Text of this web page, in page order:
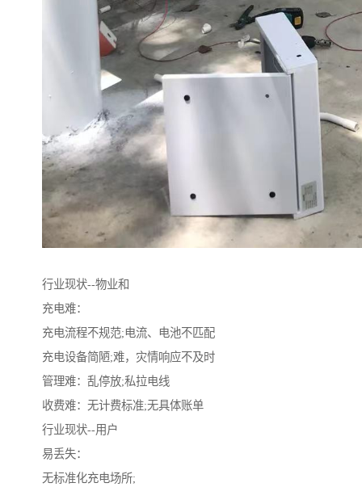
行业现状--物业和
充电难：
充电流程不规范;电流、电池不匹配
充电设备简陋;难，灾情响应不及时
管理难：乱停放;私拉电线
收费难：无计费标准;无具体账单
行业现状--用户
易丢失：
无标准化充电场所;